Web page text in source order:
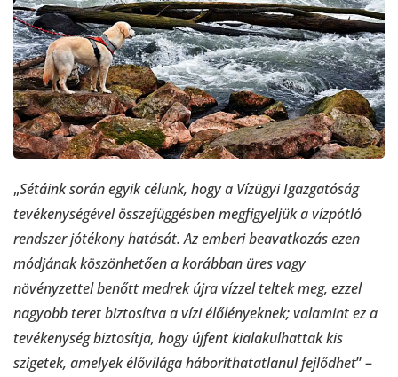
„Sétáink során egyik célunk, hogy a Vízügyi Igazgatóság
tevékenységével összefüggésben megfigyeljük a vízpótló
rendszer jótékony hatását. Az emberi beavatkozás ezen
módjának köszönhetően a korábban üres vagy
növényzettel benőtt medrek újra vízzel teltek meg, ezzel
nagyobb teret biztosítva a vízi élőlényeknek; valamint ez a
tevékenység biztosítja, hogy újfent kialakulhattak kis
szigetek, amelyek élővilága háboríthatatlanul fejlődhet” –